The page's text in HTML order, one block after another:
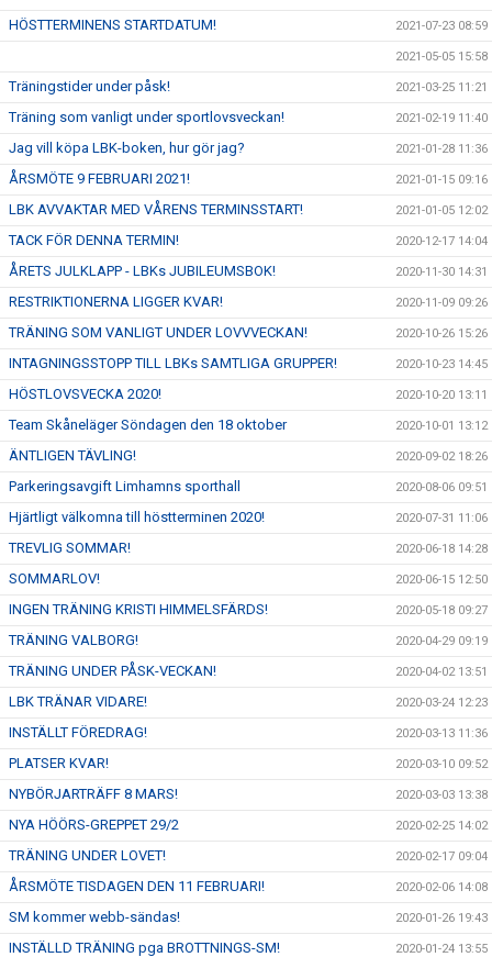
HÖSTTERMINENS STARTDATUM! 2021-07-23 08:59
2021-05-05 15:58
Träningstider under påsk! 2021-03-25 11:21
Träning som vanligt under sportlovsveckan! 2021-02-19 11:40
Jag vill köpa LBK-boken, hur gör jag? 2021-01-28 11:36
ÅRSMÖTE 9 FEBRUARI 2021! 2021-01-15 09:16
LBK AVVAKTAR MED VÅRENS TERMINSSTART! 2021-01-05 12:02
TACK FÖR DENNA TERMIN! 2020-12-17 14:04
ÅRETS JULKLAPP - LBKs JUBILEUMSBOK! 2020-11-30 14:31
RESTRIKTIONERNA LIGGER KVAR! 2020-11-09 09:26
TRÄNING SOM VANLIGT UNDER LOVVVECKAN! 2020-10-26 15:26
INTAGNINGSSTOPP TILL LBKs SAMTLIGA GRUPPER! 2020-10-23 14:45
HÖSTLOVSVECKA 2020! 2020-10-20 13:11
Team Skåneläger Söndagen den 18 oktober 2020-10-01 13:12
ÄNTLIGEN TÄVLING! 2020-09-02 18:26
Parkeringsavgift Limhamns sporthall 2020-08-06 09:51
Hjärtligt välkomna till höstterminen 2020! 2020-07-31 11:06
TREVLIG SOMMAR! 2020-06-18 14:28
SOMMARLOV! 2020-06-15 12:50
INGEN TRÄNING KRISTI HIMMELSFÄRDS! 2020-05-18 09:27
TRÄNING VALBORG! 2020-04-29 09:19
TRÄNING UNDER PÅSK-VECKAN! 2020-04-02 13:51
LBK TRÄNAR VIDARE! 2020-03-24 12:23
INSTÄLLT FÖREDRAG! 2020-03-13 11:36
PLATSER KVAR! 2020-03-10 09:52
NYBÖRJARTRÄFF 8 MARS! 2020-03-03 13:38
NYA HÖÖRS-GREPPET 29/2 2020-02-25 14:02
TRÄNING UNDER LOVET! 2020-02-17 09:04
ÅRSMÖTE TISDAGEN DEN 11 FEBRUARI! 2020-02-06 14:08
SM kommer webb-sändas! 2020-01-26 19:43
INSTÄLLD TRÄNING pga BROTTNINGS-SM! 2020-01-24 13:55